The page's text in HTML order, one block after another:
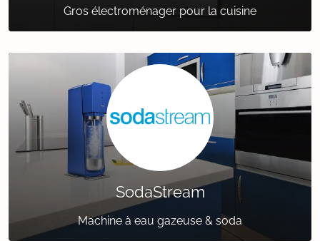
Gros électroménager pour la cuisine
SodaStream
Machine à eau gazeuse & soda